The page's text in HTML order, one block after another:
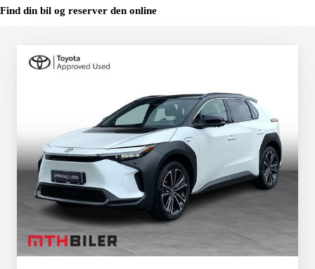
Find din bil og reserver den online